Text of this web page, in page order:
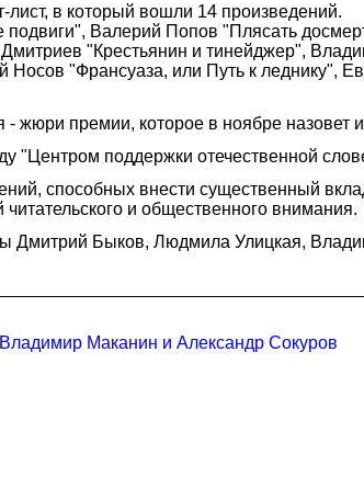
в который вошли 14 произведений.
Валерий Попов "Плясать
"Крестьянин и тинейджер",
"Франсуаза, или Путь к леднику",
жюри премии, которое в ноябре назовет
поддержки отечественной
способных внести существенный
и общественного внимания.
Дмитрий Быков, Людмила Улицкая,
Маканин и Александр Сокуров